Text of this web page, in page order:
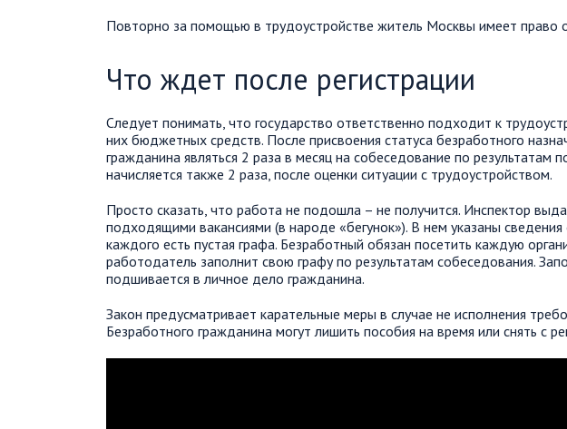
Повторно за помощью в трудоустройстве житель Москвы имеет право
Что ждет после регистрации
Следует понимать, что государство ответственно подходит к
них бюджетных средств. После присвоения статуса безработного
гражданина являться 2 раза в месяц на собеседование по результатам
начисляется также 2 раза, после оценки ситуации с трудоустройством.
Просто сказать, что работа не подошла – не получится. Инспектор
подходящими вакансиями (в народе «бегунок»). В нем указаны
каждого есть пустая графа. Безработный обязан посетить каждую
работодатель заполнит свою графу по результатам собеседования.
подшивается в личное дело гражданина.
Закон предусматривает карательные меры в случае не исполнения
Безработного гражданина могут лишить пособия на время или снять с